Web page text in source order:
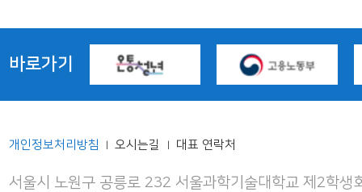
바로가기
개인정보처리방침 | 오시는길 | 대표 연락처
서울시 노원구 공릉로 232 서울과학기술대학교 제2학생